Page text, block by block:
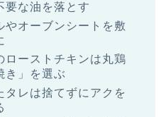
要な油を落とす
やオーブンシートを敷
ローストチキンは丸鶏
き」を選ぶ
タレは捨てずにアクを